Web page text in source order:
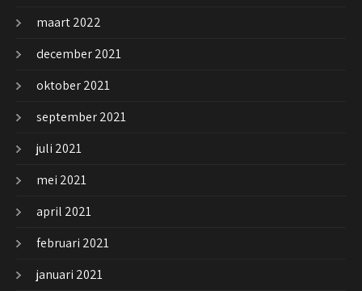
maart 2022
december 2021
oktober 2021
september 2021
juli 2021
mei 2021
april 2021
februari 2021
januari 2021